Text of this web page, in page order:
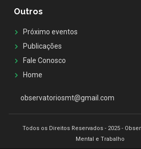
Outros
Próximo eventos
Publicações
Fale Conosco
Home
observatoriosmt@gmail.com
Todos os Direitos Reservados - 2025 -
Mental e Trabalho